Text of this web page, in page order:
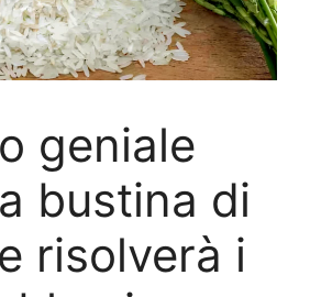
geniale
bustina di
risolverà i